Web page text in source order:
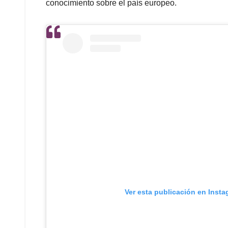
conocimiento sobre el país europeo.
Ver esta publicación en